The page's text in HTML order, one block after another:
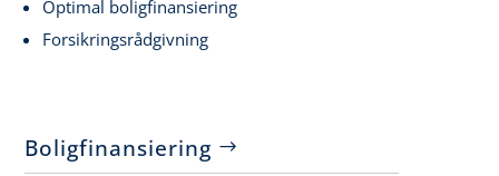
Optimal boligfinansiering
Forsikringsrådgivning
Boligfinansiering